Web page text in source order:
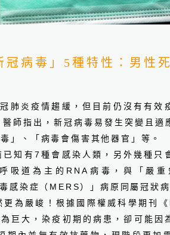
病毒」5種特性：男性
肺炎疫情趨緩，但目前仍沒有有效
師指出，新冠病毒易發生突變且適
」、「病毒會傷害其他器官」等。
已知有7 種會感染人類，另外幾種只
吸道為主的 RNA 病毒，與「嚴
感染症（ MERS）」病原同屬冠狀病
為嚴峻！根據國際權威科學期刊《
巨大，染疫初期的病患，卻可能因